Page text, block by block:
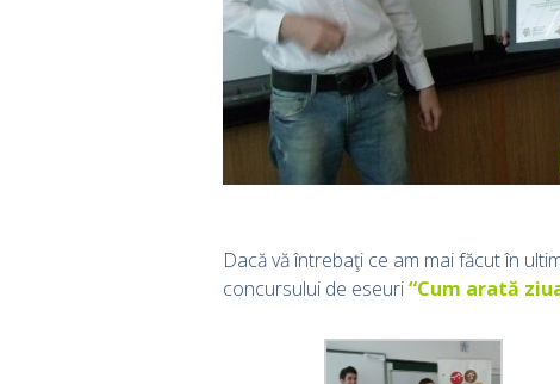
Dacă vă întrebaţi ce am mai făcut în
concursului de eseuri“Cum arată